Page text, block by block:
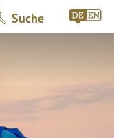
Suche